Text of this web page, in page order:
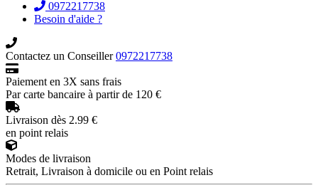
0972217738
Besoin d'aide ?
Contactez un Conseiller0972217738
Paiement en 3X sans frais
Par carte bancaire à partir de 120 €
Livraison dès 2.99 €
en point relais
Modes de livraison
Retrait, Livraison à domicile ou en Point relais